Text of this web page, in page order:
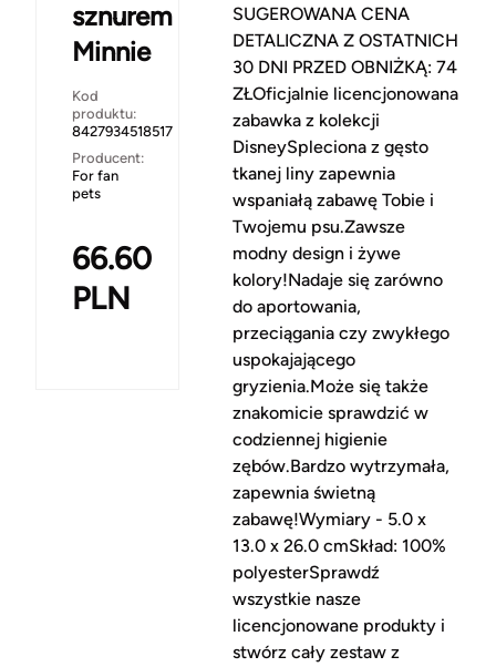
sznurem
Minnie
Kod
produktu:
8427934518517
Producent:
For fan
pets
66.60
PLN
SUGEROWANA CENA
DETALICZNA Z OSTATNICH
30 DNI PRZED OBNIŻKĄ: 74
ZŁOficjalnie licencjonowana
zabawka z kolekcji
DisneySpleciona z gęsto
tkanej liny zapewnia
wspaniałą zabawę Tobie i
Twojemu psu.Zawsze
modny design i żywe
kolory!Nadaje się zarówno
do aportowania,
przeciągania czy zwykłego
uspokajającego
gryzienia.Może się także
znakomicie sprawdzić w
codziennej higienie
zębów.Bardzo wytrzymała,
zapewnia świetną
zabawę!Wymiary - 5.0 x
13.0 x 26.0 cmSkład: 100%
polyesterSprawdź
wszystkie nasze
licencjonowane produkty i
stwórz cały zestaw z